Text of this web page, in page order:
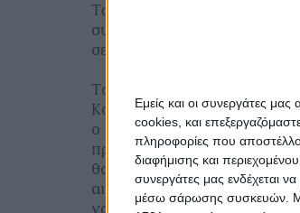
Εμείς και οι συνεργάτες
cookies, και
πληροφορίες που
διαφήμισης και
συνεργάτες μας ενδέχεται
μέσω σάρωσης συσκευών.
Τωρα πλέον όχι μονο
συνάντηση τους αλλα και
σε κάθε συζήτηση μαζί του.
Το ενδιαφέρον βεβαίως
Κορυφής (εάν τελικά
ο πρόεδρος της Αιγύπτου
πρώτες πληροφορίες 18
θα επιχειρηθεί μια
αιματοχυσία,να αποτραπεί
να αποφευχθεί μια